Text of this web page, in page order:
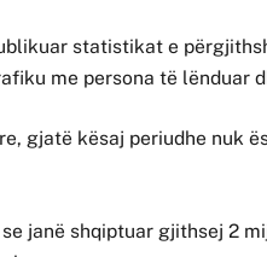
statistikat e
me persona të lënduar
gjatë kësaj periudhe nuk
janë shqiptuar gjithsej 2